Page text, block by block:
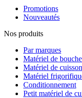
Promotions
Nouveautés
Nos produits
Par marques
Matériel de
Matériel de cuisson
Matériel
Conditionnement
Petit matériel de